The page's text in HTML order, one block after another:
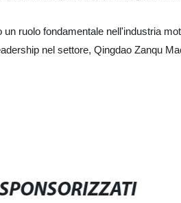
ruolo fondamentale nell'industria
nel settore, Qingdao Zanqu